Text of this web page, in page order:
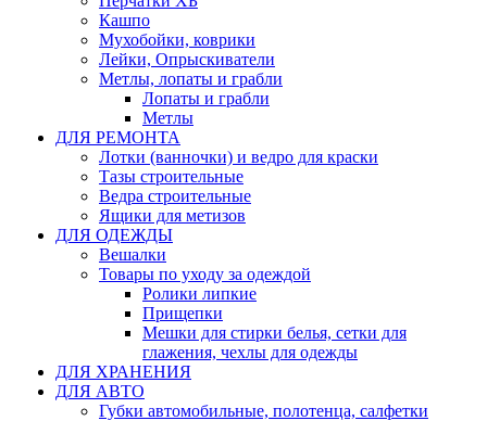
Кашпо
Мухобойки, коврики
Лейки, Опрыскиватели
Метлы, лопаты и грабли
Лопаты и грабли
Метлы
ДЛЯ РЕМОНТА
Лотки (ванночки) и ведро для краски
Тазы строительные
Ведра строительные
Ящики для метизов
ДЛЯ ОДЕЖДЫ
Вешалки
Товары по уходу за одеждой
Ролики липкие
Прищепки
Мешки для стирки белья, сетки для
глажения, чехлы для одежды
ДЛЯ ХРАНЕНИЯ
ДЛЯ АВТО
Губки автомобильные, полотенца, салфетки